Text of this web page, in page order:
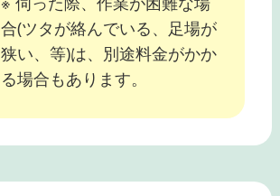
合(ツタが絡んでいる、足場が
狭い、等)は、別途料金がかか
る場合もあります。